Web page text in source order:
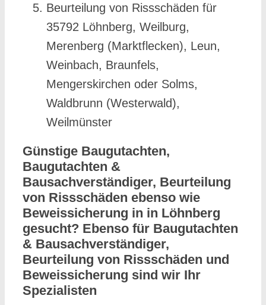
Beurteilung von Rissschäden für
35792 Löhnberg, Weilburg,
Merenberg (Marktflecken), Leun,
Weinbach, Braunfels,
Mengerskirchen oder Solms,
Waldbrunn (Westerwald),
Weilmünster
Günstige Baugutachten,
Baugutachten &
Bausachverständiger, Beurteilung
von Rissschäden ebenso wie
Beweissicherung in in Löhnberg
gesucht? Ebenso für Baugutachten
& Bausachverständiger,
Beurteilung von Rissschäden und
Beweissicherung sind wir Ihr
Spezialisten